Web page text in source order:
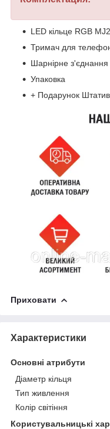
LED кільце RGB
Тримач для
Шарнірне з'єднання
Упаковка
+ Подарунок
Приховати
Характеристики
Основні атрибути
Діаметр кільця
Тип живлення
Колір світіння
Користувальницькі